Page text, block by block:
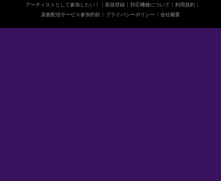
アーティストとして参加したい！
新規登録 対応機種について
利用規約
楽曲配信サービス参加約款
プライバシーポリシー 会社概要